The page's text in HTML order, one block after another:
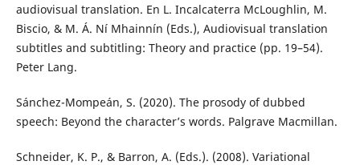
audiovisual translation. En L. Incalcaterra McLoughlin, M.
Biscio, & M. Á. Ní Mhainnín (Eds.), Audiovisual translation
subtitles and subtitling: Theory and practice (pp. 19–54).
Peter Lang.
Sánchez-Mompeán, S. (2020). The prosody of dubbed
speech: Beyond the character’s words. Palgrave Macmillan.
Schneider, K. P., & Barron, A. (Eds.). (2008). Variational